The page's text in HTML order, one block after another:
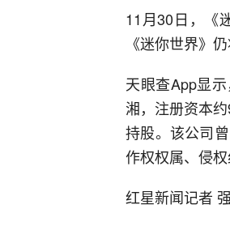
11月30日，《
《迷你世界》
天眼查App显
湘，注册资本
持股。该公司
作权权属、侵
红星新闻记者